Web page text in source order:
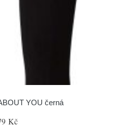
YOU černá
Kč